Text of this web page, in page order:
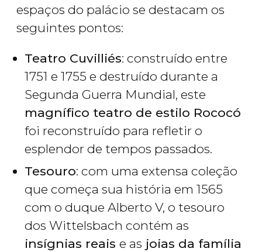
espaços do palácio se destacam os
seguintes pontos:
Teatro Cuvilliés: construído entre
1751 e 1755 e destruído durante a
Segunda Guerra Mundial, este
magnífico teatro de estilo Rococó
foi reconstruído para refletir o
esplendor de tempos passados.
Tesouro: com uma extensa coleção
que começa sua história em 1565
com o duque Alberto V, o tesouro
dos Wittelsbach contém as
insígnias reais e as joias da família